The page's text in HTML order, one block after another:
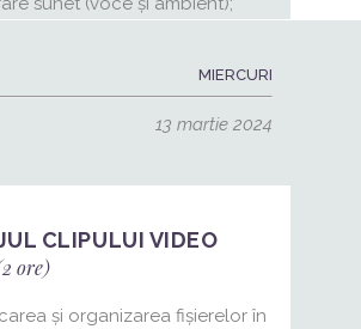
MIERCURI
13 martie 2024
CLIPULUI VIDEO
ore)
și organizarea fișierelor în